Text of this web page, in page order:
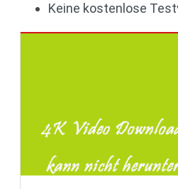
Keine kostenlose